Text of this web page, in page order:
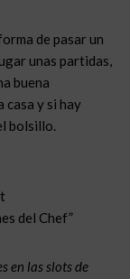
de pasar un
unas partidas,
buena
casa y si hay
bolsillo.
del Chef”
en las slots de